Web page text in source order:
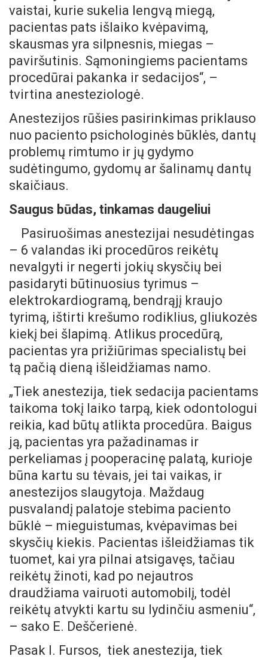
vaistai, kurie sukelia lengvą miegą,
pacientas pats išlaiko kvėpavimą,
skausmas yra silpnesnis, miegas –
paviršutinis. Sąmoningiems pacientams
procedūrai pakanka ir sedacijos“, –
tvirtina anesteziologė.
Anestezijos rūšies pasirinkimas priklauso
nuo paciento psichologinės būklės, dantų
problemų rimtumo ir jų gydymo
sudėtingumo, gydomų ar šalinamų dantų
skaičiaus.
Saugus būdas, tinkamas daugeliui
Pasiruošimas anestezijai nesudėtingas
– 6 valandas iki procedūros reikėtų
nevalgyti ir negerti jokių skysčių bei
pasidaryti būtinuosius tyrimus –
elektrokardiogramą, bendrąjį kraujo
tyrimą, ištirti krešumo rodiklius, gliukozės
kiekį bei šlapimą. Atlikus procedūrą,
pacientas yra prižiūrimas specialistų bei
tą pačią dieną išleidžiamas namo.
„Tiek anestezija, tiek sedacija pacientams
taikoma tokį laiko tarpą, kiek odontologui
reikia, kad būtų atlikta procedūra. Baigus
ją, pacientas yra pažadinamas ir
perkeliamas į pooperacinę palatą, kurioje
būna kartu su tėvais, jei tai vaikas, ir
anestezijos slaugytoja. Maždaug
pusvalandį palatoje stebima paciento
būklė – mieguistumas, kvėpavimas bei
skysčių kiekis. Pacientas išleidžiamas tik
tuomet, kai yra pilnai atsigavęs, tačiau
reikėtų žinoti, kad po nejautros
draudžiama vairuoti automobilį, todėl
reikėtų atvykti kartu su lydinčiu asmeniu“,
– sako E. Deščerienė.
Pasak I. Fursos, tiek anestezija, tiek